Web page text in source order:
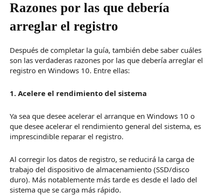
Razones por las que debería
arreglar el registro
Después de completar la guía, también debe saber cuáles
son las verdaderas razones por las que debería arreglar el
registro en Windows 10. Entre ellas:
1. Acelere el rendimiento del sistema
Ya sea que desee acelerar el arranque en Windows 10 o
que desee acelerar el rendimiento general del sistema, es
imprescindible reparar el registro.
Al corregir los datos de registro, se reducirá la carga de
trabajo del dispositivo de almacenamiento (SSD/disco
duro). Más notablemente más tarde es desde el lado del
sistema que se carga más rápido.